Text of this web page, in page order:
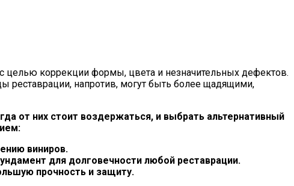
целью коррекции формы, цвета и незначительных дефектов.
реставрации, напротив, могут быть более щадящими,
от них стоит воздержаться, и выбрать альтернативный
виниров.
для долговечности любой реставрации.
прочность и защиту.